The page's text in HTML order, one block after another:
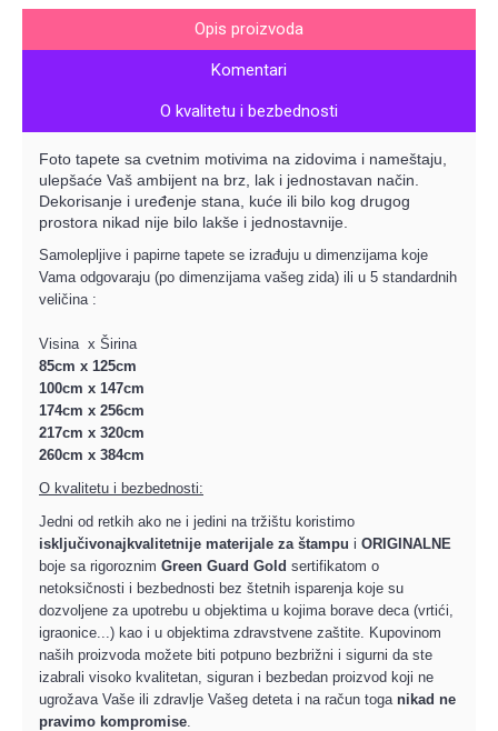
Opis proizvoda
Komentari
O kvalitetu i bezbednosti
Foto tapete sa cvetnim motivima na zidovima i nameštaju,
ulepšaće Vaš ambijent na brz, lak i jednostavan način.
Dekorisanje i uređenje stana, kuće ili bilo kog drugog
prostora nikad nije bilo lakše i jednostavnije.
Samolepljive i papirne tapete se izrađuju u dimenzijama koje
Vama odgovaraju (po dimenzijama vašeg zida) ili u 5 standardnih
veličina :
Visina x Širina
85cm x 125cm
100cm x 147cm
174cm x 256cm
217cm x 320cm
260cm x 384cm
O kvalitetu i bezbednosti:
Jedni od retkih ako ne i jedini na tržištu koristimo
isključivonajkvalitetnije materijale za štampu i ORIGINALNE
boje sa rigoroznim Green Guard Gold sertifikatom o
netoksičnosti i bezbednosti bez štetnih isparenja koje su
dozvoljene za upotrebu u objektima u kojima borave deca (vrtići,
igraonice...) kao i u objektima zdravstvene zaštite. Kupovinom
naših proizvoda možete biti potpuno bezbrižni i sigurni da ste
izabrali visoko kvalitetan, siguran i bezbedan proizvod koji ne
ugrožava Vaše ili zdravlje Vašeg deteta i na račun toga nikad ne
pravimo kompromise.